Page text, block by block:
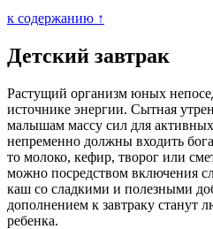
к содержанию ↑
Детский завтрак
Растущий организм юных
источнике энергии. Сытная
малышам массу сил для
непременно должны входить
то молоко, кефир, творог или
можно посредством включения
каш со сладкими и полезными
дополнением к завтраку
ребенка.